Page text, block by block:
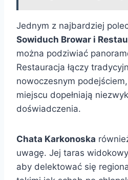
Jednym z najbardziej
Sowiduch Browar i
można podziwiać
Restauracja łączy
nowoczesnym
miejscu dopełniają
doświadczenia.
Chata Karkonoska
uwagę. Jej taras
aby delektować się